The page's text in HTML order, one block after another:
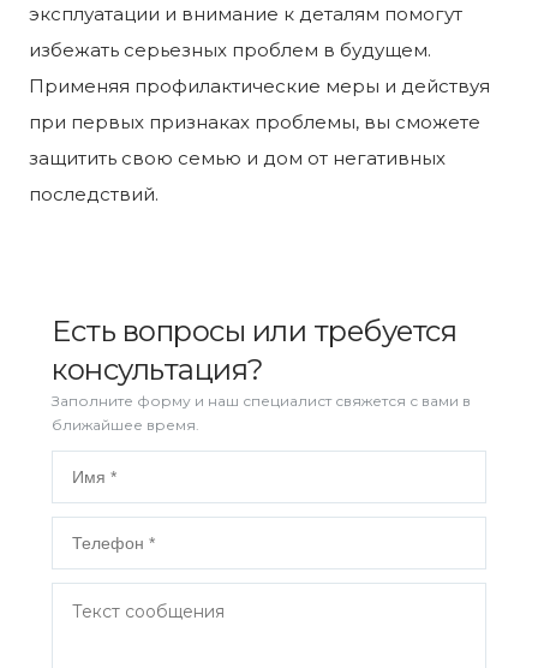
эксплуатации и внимание к деталям помогут
избежать серьезных проблем в будущем.
Применяя профилактические меры и действуя
при первых признаках проблемы, вы сможете
защитить свою семью и дом от негативных
последствий.
Есть вопросы или требуется
консультация?
Заполните форму и наш специалист свяжется с вами в
ближайшее время.